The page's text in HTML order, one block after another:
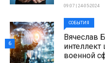
09:07 | 24-05-2024
СОБЫТИЯ
Вячеслав
интеллект
военной
6